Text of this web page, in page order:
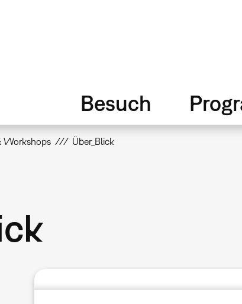
Besuch
Workshops Über_Blick